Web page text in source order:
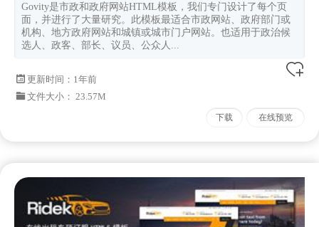
Govity是市政和政府网站HTML模板，我们专门设计了每个页
面，并进行了大量研究。此模板最适合市政网站、政府部门或
机构、地方政府网站和城镇或城市门户网站。也适用于政治候
选人、政客、部长、议员、公众人...
更新时间： 1年前
文件大小： 23.57M
下载 在线预览